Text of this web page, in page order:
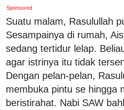
Sponsored
Suatu malam, Rasulullah
Sesampainya di rumah,
sedang tertidur lelap.
agar istrinya itu tidak
Dengan pelan-pelan,
membuka pintu se hingga
beristirahat. Nabi SAW